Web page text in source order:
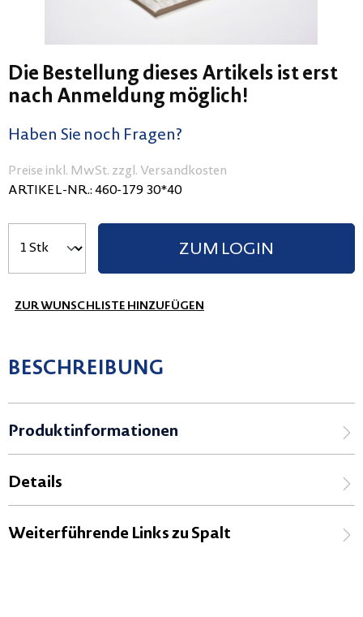
Die Bestellung dieses Artikels ist erst
nach Anmeldung möglich!
Haben Sie noch Fragen?
Preise inkl. MwSt. zzgl. Versandkosten
ARTIKEL-NR.: 460-179 30*40
ZUM LOGIN
ZUR WUNSCHLISTE HINZUFÜGEN
BESCHREIBUNG
Produktinformationen
Details
Weiterführende Links zu Spalt